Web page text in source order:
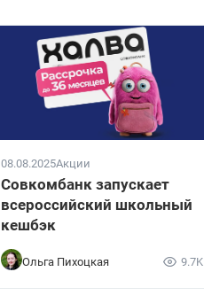
08.08.2025Акции
Совкомбанк запускает
всероссийский школьный
кешбэк
Ольга Пихоцкая 9.7K